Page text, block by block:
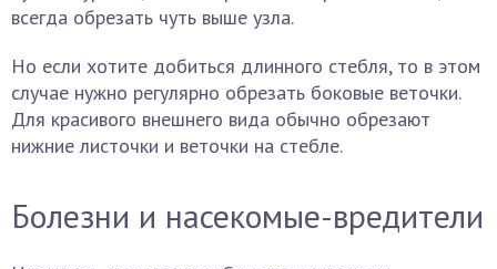
всегда обрезать чуть выше узла.
Но если хотите добиться длинного стебля, то в этом
случае нужно регулярно обрезать боковые веточки.
Для красивого внешнего вида обычно обрезают
нижние листочки и веточки на стебле.
Болезни и насекомые-вредители